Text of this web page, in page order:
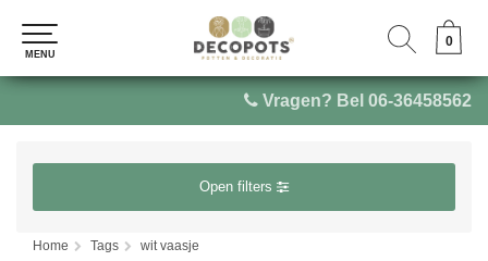
Vragen? Bel 06-36458562
0
MENU
0
MENU
Open filters
Home Tags wit vaasje